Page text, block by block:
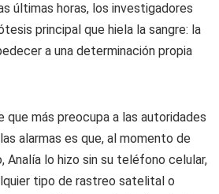
últimas horas, los investigadores
principal que hiela la sangre: la
a una determinación propia
que más preocupa a las autoridades
alarmas es que, al momento de
Analía lo hizo sin su teléfono celular,
tipo de rastreo satelital o